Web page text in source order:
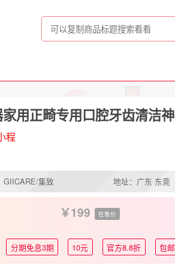
用正畸专用口腔牙齿清洁
程
GIICARE/集致 地址：广东 东莞
199 在售价
分期免息3期 10元 官方8.8折 包邮